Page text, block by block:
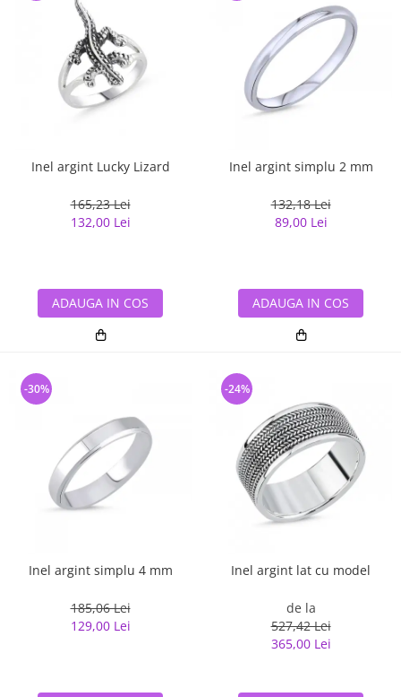
Inel argint Lucky Lizard
165,23 Lei
132,00 Lei
ADAUGA IN COS
Inel argint simplu 2 mm
132,18 Lei
89,00 Lei
ADAUGA IN COS
Inel argint simplu 4 mm
185,06 Lei
129,00 Lei
-30%
Inel argint lat cu model
de la
527,42 Lei
365,00 Lei
-24%